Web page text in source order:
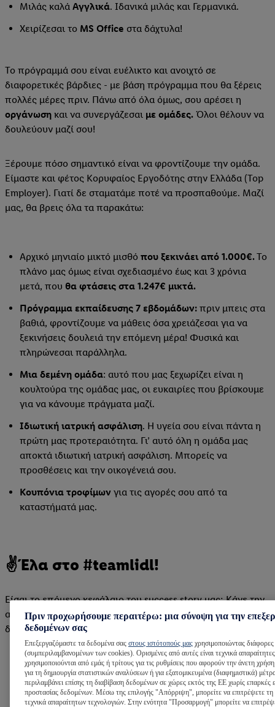
Μιλάς καλά Αγγλικά. Ιδανικά μιλάς και Γερμανικά.
Χειρίζεσαι το MS Office στα δάχτυλα!
Το πρόγραμμά σου είναι ευέλικτο και ανοιχτό σε
διαφορετικές βάρδιες - με βάση πρόγραμμα που θα ξέρεις
πολλές μέρες πριν. Πάνω από όλα όμως, σου αρέσει η
οργάνωση και να συνεργάζεσαι με ομάδες. Όλοι θέλουν να
δουλεύουν μαζί σου!
Ξέρουμε πόσο σημαντικό είναι να φροντίζουμε την ομάδα.
Είμαστε και φέτος Κορυφαίος Εργοδότης στην Ελλάδα (Top
Employer). Γιατί δε σταματάμε ποτέ να προσπαθούμε. Μαζί
μας, θα βρεις όλα τα παρακάτω:
Αρχικό μηνιαίο μικτό μισθό που ξεκινάει από 1.000€.Το
πλάνο μας όμως είναι σχεδιασμένο έως και 3 χρόνια
μετά, που θα φτάσεις στα 1.247€ μικτά.
Πρόγραμμα εκπαίδευσης 7 εβδομάδων: πριν μπεις στα
βαθιά, φροντίζουμε να μάθεις όσα χρειάζεσαι για να
ξεκινήσεις δουλειά την επόμενη μέρα! Φυσικά και
πληρώνεσαι παράλληλα.
Μια δεμένη ομάδα: αυτό που μας ξεχωρίζει είναι η
κουλτούρα της ομάδας μας, οι ευκαιρίες που βρίσκουμε
για να κάνουμε πράγματα μαζί.
Ιδιωτική ιατρική ασφάλιση. Η υγεία σου είναι πάντα η
πρώτη μας προτεραιότητα. Γι’ αυτό όλη η ομάδα μας
αποκτά ιδιωτική ιατρική ασφάλιση. Μπορείς να
προσθέσεις και την οικογένειά σου.
Κουπόνια τροφίμων για τις αγορές σου από τα
καταστήματά μας.
✌Έλα στο #teamlidl!
Είσαι το επόμενο κεφάλαιο του success story μας; Κάνε την
αίτησή σου τώρα και γίνε μέρος του #teamlidl, της πιο
δυναμικής ομάδας στο #retail.
Τι σου προσφέρουμε:
Πριν προχωρήσουμε περαιτέρω: μια σύνοψη για την
δεδομένων σας
Επεξεργαζόμαστε τα δεδομένα σας στους ιστότοπούς μας χρησιμοποιώντας διάφορες
(συμπεριλαμβανομένων των cookies). Ορισμένες από αυτές είναι τεχνικά
χρησιμοποιούνται από εμάς ή τρίτους για τις ρυθμίσεις που αφορούν την άνετη
για τη δημιουργία στατιστικών αναλύσεων ή για εξατομικευμένα (διαφημιστικά)
περιλαμβάνει επίσης τη διαβίβαση δεδομένων σε χώρες εκτός της ΕΕ χωρίς επαρκές
προστασίας δεδομένων. Μέσω της επιλογής "Απόρριψη", μπορείτε να επιτρέψετε
τεχνικά απαραίτητων τεχνολογιών. Στην ενότητα "Προσαρμογή" μπορείτε να